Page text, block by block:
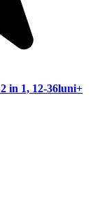
in 1, 12-36luni+